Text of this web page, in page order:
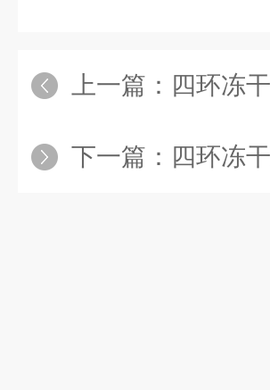
上一篇： 四环冻
下一篇： 四环冻